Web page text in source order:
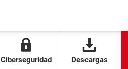
Ciberseguridad Descargas